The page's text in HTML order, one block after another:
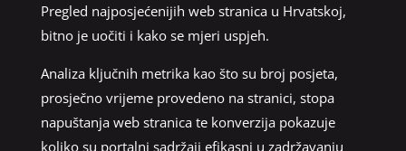
Pregled najposjećenijih web stranica u Hrvatskoj,
bitno je uočiti i kako se mjeri uspjeh.
Analiza ključnih metrika kao što su broj posjeta,
prosječno vrijeme provedeno na stranici, stopa
napuštanja web stranica te konverzija pokazuje
koliko su portalni sadržaji efikasni u zadržavanju